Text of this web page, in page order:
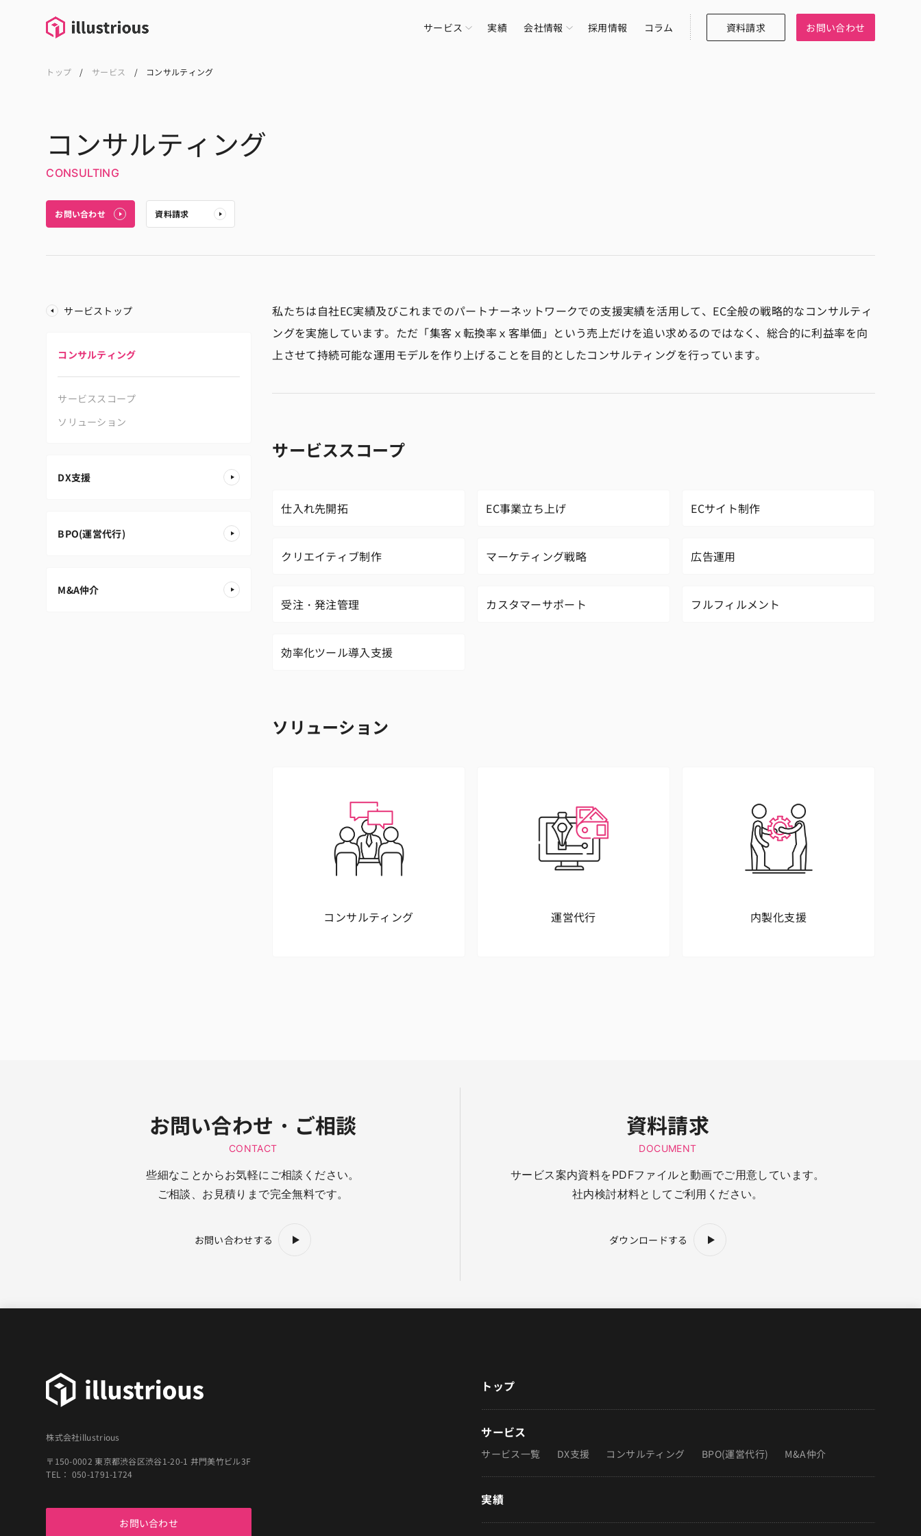
サービス 実績 会社情報 採用情報 コラム 資料請求 お問い合わせ
トップ / サービス / コンサルティング
コンサルティング
CONSULTING
お問い合わせ 資料請求
サービストップ
コンサルティング
サービススコープ
ソリューション
DX支援
BPO(運営代行)
M&A仲介
私たちは自社EC実績及びこれまでのパートナーネットワークでの支援実績を活用して、EC全般の戦略的なコンサルティ
ングを実施しています。ただ「集客ｘ転換率ｘ客単価」という売上だけを追い求めるのではなく、総合的に利益率を向
上させて持続可能な運用モデルを作り上げることを目的としたコンサルティングを行っています。
サービススコープ
仕入れ先開拓 EC事業立ち上げ ECサイト制作
クリエイティブ制作 マーケティング戦略 広告運用
受注・発注管理 カスタマーサポート フルフィルメント
効率化ツール導入支援
ソリューション
コンサルティング 運営代行 内製化支援
お問い合わせ・ご相談
CONTACT
些細なことからお気軽にご相談ください。
ご相談、お見積りまで完全無料です。
お問い合わせする
資料請求
DOCUMENT
サービス案内資料をPDFファイルと動画でご用意しています。
社内検討材料としてご利用ください。
ダウンロードする
株式会社illustrious
〒150-0002 東京都渋谷区渋谷1-20-1 井門美竹ビル3F
TEL： 050-1791-1724
お問い合わせ
トップ
サービス
サービス一覧 DX支援 コンサルティング BPO(運営代行) M&A仲介
実績